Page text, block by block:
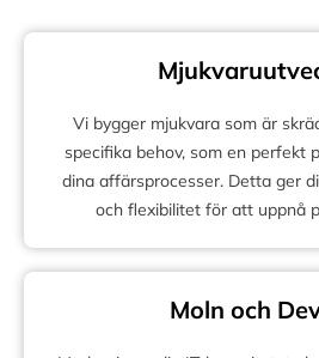
Vi bygger mjukvara som är
specifika behov, som en perfekt
dina affärsprocesser. Detta ger
och flexibilitet för att uppnå
Moln och